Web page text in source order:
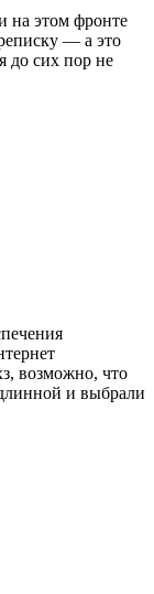
на этом фронте
— а это
до сих пор не
возможно, что
и выбрали